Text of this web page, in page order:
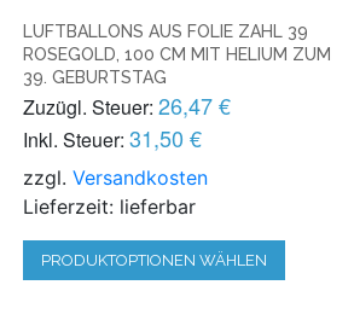
LUFTBALLONS AUS FOLIE ZAHL 39
ROSEGOLD, 100 CM MIT HELIUM ZUM
39. GEBURTSTAG
Zuzügl. Steuer: 26,47 €
Inkl. Steuer: 31,50 €
zzgl.Versandkosten
Lieferzeit: lieferbar
PRODUKTOPTIONEN WÄHLEN